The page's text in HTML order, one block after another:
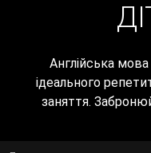
Англійська
ідеального
заняття.